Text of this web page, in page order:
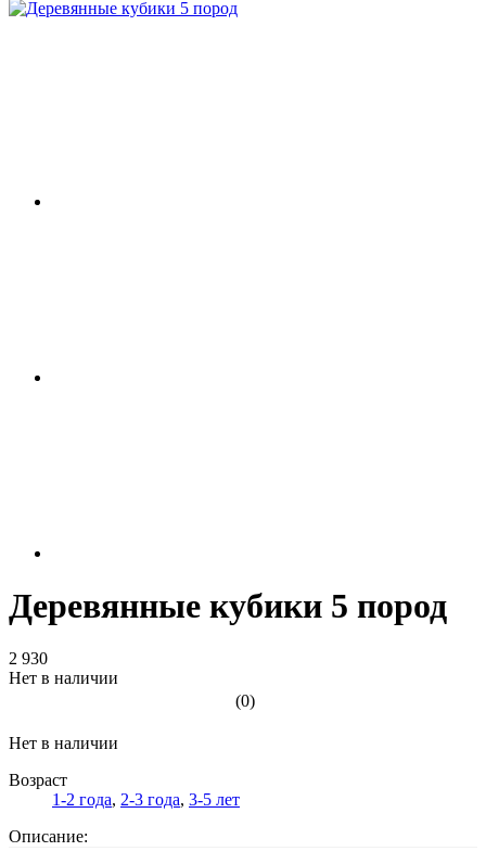
Деревянные кубики 5 пород
2 930
Нет в наличии
(0)
Нет в наличии
Возраст
1-2 года, 2-3 года, 3-5 лет
Описание: